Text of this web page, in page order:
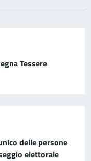
Tessere
delle persone
elettorale